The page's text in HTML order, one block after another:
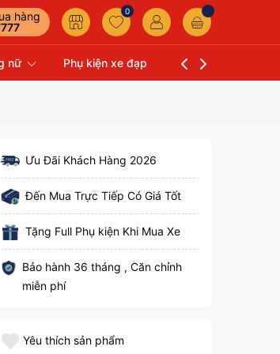
hàng
0
nữ Phụ kiện xe đạp Liên hệ
Ưu Đãi Khách Hàng 2026
Đến Mua Trực Tiếp Có Giá Tốt
Tặng Full Phụ kiện Khi Mua Xe
Bảo hành 36 tháng , Căn chỉnh
miễn phí
Yêu thích sản phẩm